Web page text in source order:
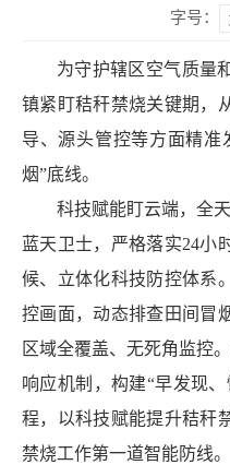
字号：
为守护辖区空气质量
镇紧盯秸秆禁烧关键期，
导、源头管控等方面精准
烟”底线。
科技赋能盯云端，全
蓝天卫士，严格落实24小
候、立体化科技防控体系
控画面，动态排查田间冒
区域全覆盖、无死角监控
响应机制，构建“早发现
程，以科技赋能提升秸秆
禁烧工作第一道智能防线。